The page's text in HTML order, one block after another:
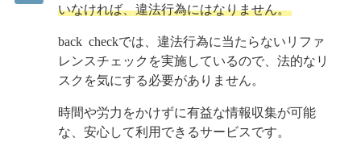
いなければ、違法行為にはなりません。
back checkでは、違法行為に当たらないリファ
レンスチェックを実施しているので、法的なリ
スクを気にする必要がありません。
時間や労力をかけずに有益な情報収集が可能
な、安心して利用できるサービスです。